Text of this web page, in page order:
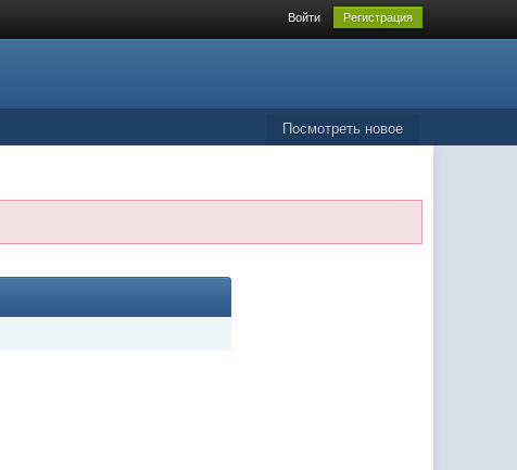
Войти Регистрация
Посмотреть новое